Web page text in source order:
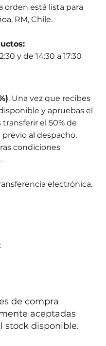
orden está lista para
RM, Chile.
y de 14:30 a 17:30
. Una vez que recibes
y apruebas el
el 50% de
al despacho.
condiciones
electrónica.
de compra
aceptadas
stock disponible.